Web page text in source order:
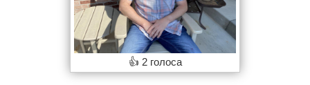
👍 2 голоса